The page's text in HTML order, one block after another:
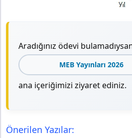
Aradığınız ödevi
MEB Yayınları 2026
ana içeriğimizi ziyaret ediniz.
Önerilen Yazılar: